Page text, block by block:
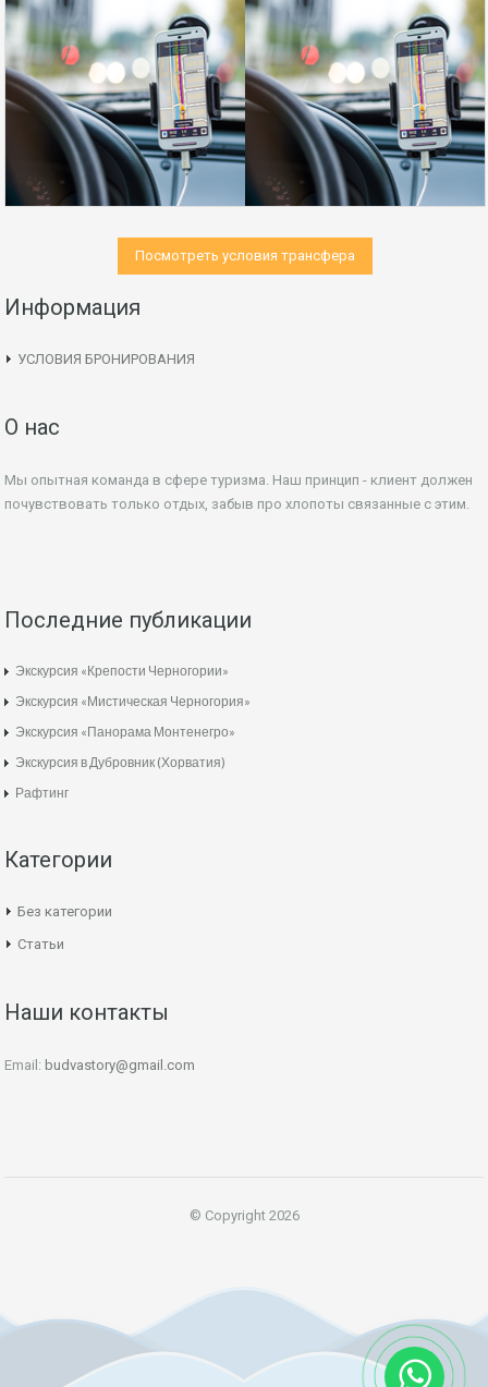
Посмотреть условия трансфера
Информация
УСЛОВИЯ БРОНИРОВАНИЯ
О нас
Мы опытная команда в сфере туризма. Наш принцип - клиент должен
почувствовать только отдых, забыв про хлопоты связанные с этим.
Последние публикации
Экскурсия «Крепости Черногории»
Экскурсия «Мистическая Черногория»
Экскурсия «Панорама Монтенегро»
Экскурсия в Дубровник (Хорватия)
Рафтинг
Категории
Без категории
Статьи
Наши контакты
Email: budvastory@gmail.com
© Copyright 2026